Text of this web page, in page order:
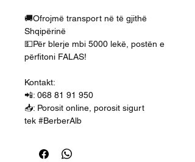
🚚Ofrojmë transport në të gjithë
Shqipërinë
💵Për blerje mbi 5000 lekë, postën e
përfitoni FALAS!
Kontakt:
📲: 068 81 91 950
📥: Porosit online, porosit sigurt
tek #BerberAlb